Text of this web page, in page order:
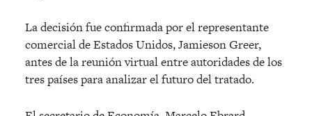
La decisión fue confirmada por el representante
comercial de Estados Unidos, Jamieson Greer,
antes de la reunión virtual entre autoridades de los
tres países para analizar el futuro del tratado.